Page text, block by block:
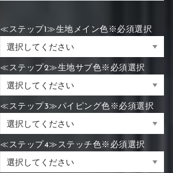
≪ステップ1≫生地メイン色※必須選択
≪ステップ2≫生地サブ色※必須選択
≪ステップ3≫パイピング色※必須選択
≪ステップ4≫ステッチ色※必須選択